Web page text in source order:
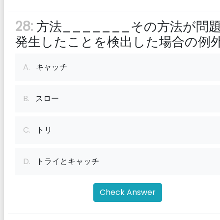
28:方法_______その方法が問
発生したことを検出した場合の例
A. キャッチ
B. スロー
C. トリ
D. トライとキャッチ
Check Answer